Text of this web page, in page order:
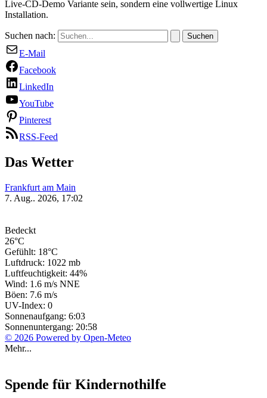
Live-CD-Demo Variante sein, sondern eine vollwertige Linux
Installation.
Suchen nach:
E-Mail
Facebook
LinkedIn
YouTube
Pinterest
RSS-Feed
Das Wetter
Frankfurt am Main
7. Aug.. 2026, 17:02
Bedeckt
26°C
Gefühlt: 18°C
Luftdruck: 1022 mb
Luftfeuchtigkeit: 44%
Wind: 1.6 m/s NNE
Böen: 7.6 m/s
UV-Index: 0
Sonnenaufgang: 6:03
Sonnenuntergang: 20:58
© 2026 Powered by Open-Meteo
Mehr...
Spende für Kindernothilfe